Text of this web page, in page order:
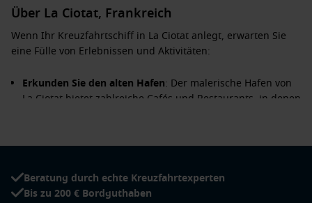
Über La Ciotat, Frankreich
Wenn Ihr Kreuzfahrtschiff in La Ciotat anlegt, erwarten Sie
eine Fülle von Erlebnissen und Aktivitäten:
Erkunden Sie den alten Hafen: Der malerische Hafen von
La Ciotat bietet zahlreiche Cafés und Restaurants, in denen
Besuchen Sie die Calanques von La Ciotat: Genießen Sie
kristallklarem Wasser, ideal für Schwimmen und
Schnorcheln.
Beratung durch echte Kreuzfahrtexperten
Bis zu 200 € Bordguthaben